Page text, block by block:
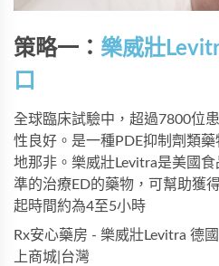
策略一： 樂威壯
口
全球臨床試驗中，超過7800位
性良好。是一種PDE抑制劑類
地那非。樂威壯Levitra是美國
準的治療ED的藥物，可幫助獲
起時間約為4至5小時
Rx安心藥房 - 樂威壯Levitra 德
上商城|台灣